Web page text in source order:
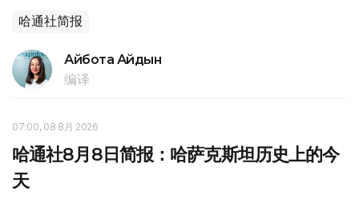
哈通社简报
Айбота Айдын
编译
07:00, 08 8月 2026
哈通社8月8日简报：哈萨克斯坦历史上的今
天